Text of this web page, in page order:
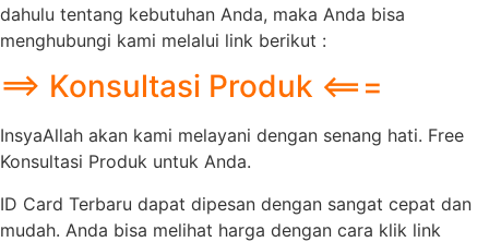
dahulu tentang kebutuhan Anda, maka Anda bisa
menghubungi kami melalui link berikut :
==> Konsultasi Produk <===
InsyaAllah akan kami melayani dengan senang hati. Free
Konsultasi Produk untuk Anda.
ID Card Terbaru dapat dipesan dengan sangat cepat dan
mudah. Anda bisa melihat harga dengan cara klik link